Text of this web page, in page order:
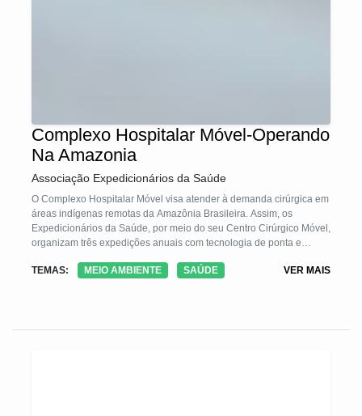
Complexo Hospitalar Móvel-Operando
Na Amazonia
Associação Expedicionários da Saúde
O Complexo Hospitalar Móvel visa atender à demanda cirúrgica em
áreas indígenas remotas da Amazônia Brasileira. Assim, os
Expedicionários da Saúde, por meio do seu Centro Cirúrgico Móvel,
organizam três expedições anuais com tecnologia de ponta e
-realização de cirurgias gerais e oftalmológicas com orientação de
oftalmologia, ortopedia e odontologia;
TEMAS: MEIO AMBIENTE SAÚDE VER MAIS